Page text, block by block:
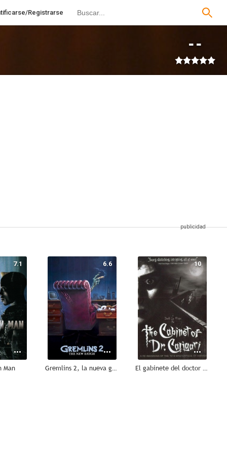
Registrarse
--
7.1
Man
6.6
Gremlins 2, la nueva generación
10
El gabinete del doctor Caligari